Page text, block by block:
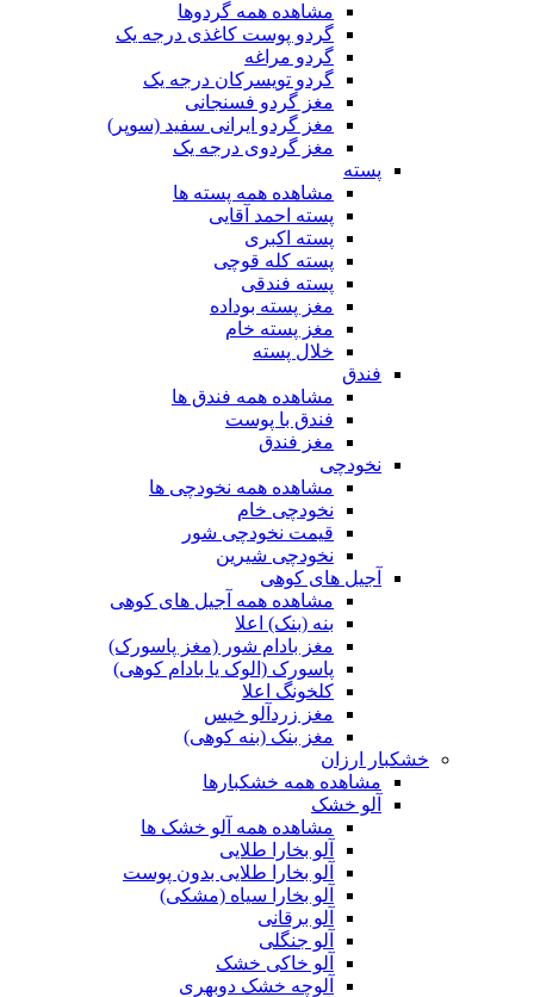
مشاهده همه گردوها
گردو پوست کاغذی درجه یک
گردو مراغه
گردو تویسرکان درجه یک
مغز گردو فسنجانی
مغز گردو ایرانی سفید (سوپر)
مغز گردوی درجه یک
پسته
مشاهده همه پسته ها
پسته احمد آقایی
پسته اکبری
پسته کله قوچی
پسته فندقی
مغز پسته بوداده
مغز پسته خام
خلال پسته
فندق
مشاهده همه فندق ها
فندق با پوست
مغز فندق
نخودچی
مشاهده همه نخودچی ها
نخودچی خام
قیمت نخودچی شور
نخودچی شیرین
آجیل های کوهی
مشاهده همه آجیل های کوهی
بنه (بنک) اعلا
مغز بادام شور (مغز پاسورک)
پاسورک (الوک یا بادام کوهی)
کلخونگ اعلا
مغز زردآلو خیس
مغز بنک (بنه کوهی)
خشکبار ارزان
مشاهده همه خشکبارها
آلو خشک
مشاهده همه آلو خشک ها
آلو بخارا طلایی
آلو بخارا طلایی بدون پوست
آلو بخارا سیاه (مشکی)
آلو برقانی
آلو جنگلی
آلو خاکی خشک
آلوچه خشک دوبهری